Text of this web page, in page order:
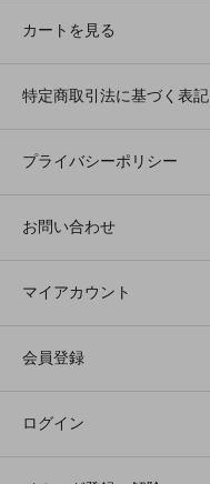
カートを見る
特定商取引法に基づく表記
プライバシーポリシー
お問い合わせ
マイアカウント
会員登録
ログイン